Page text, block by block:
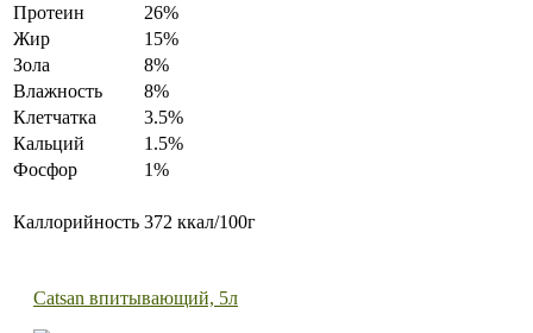
Протеин
26%
Жир
15%
Зола
8%
Влажность
8%
Клетчатка
3.5%
Кальций
1.5%
Фосфор
1%
Каллорийность 372 ккал/100г
Catsan впитывающий, 5л